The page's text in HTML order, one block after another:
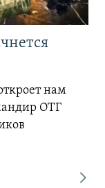
нам
ОТГ